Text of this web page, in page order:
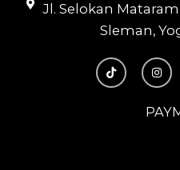
Jl. Selokan
Sleman,
T
i
k
I
n
s
a
g